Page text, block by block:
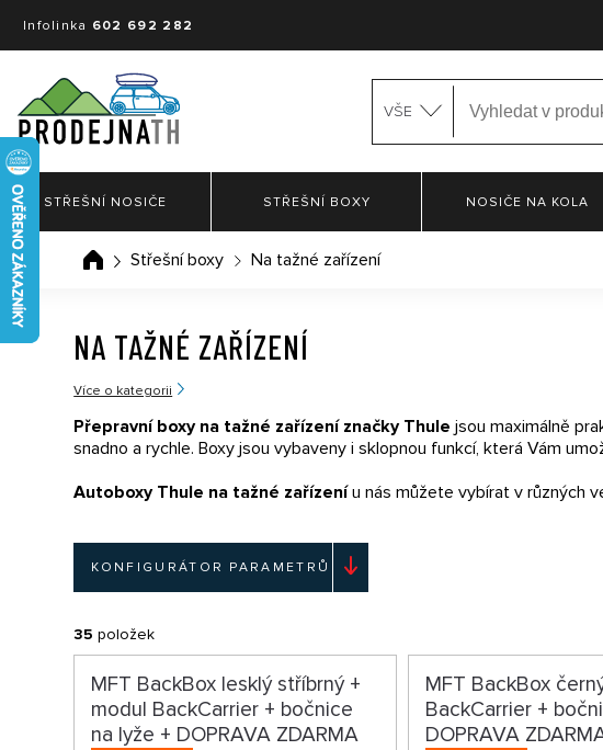
Infolinka 602 692 282
VŠE
STŘEŠNÍ NOSIČE STŘEŠNÍ BOXY NOSIČE NA KOLA
Střešní boxy Na tažné zařízení
NA TAŽNÉ ZAŘÍZENÍ
Více o kategorii
Přepravní boxy na tažné zařízení značky Thule jsou maximálně
snadno a rychle. Boxy jsou vybaveny i sklopnou funkcí, která Vám
Autoboxy Thule na tažné zařízeníu nás můžete vybírat v různých
KONFIGURÁTOR PARAMETRŮ
35 položek
MFT BackBox lesklý stříbrný +
modul BackCarrier + bočnice
na lyže + DOPRAVA ZDARMA
MFT BackBox
BackCarrier +
DOPRAVA